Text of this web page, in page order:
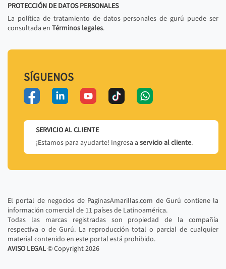
PROTECCIÓN DE DATOS PERSONALES
La política de tratamiento de datos personales de gurú puede ser
consultada en Términos legales.
SÍGUENOS
SERVICIO AL CLIENTE
¡Estamos para ayudarte! Ingresa a servicio al cliente.
El portal de negocios de PaginasAmarillas.com de Gurú contiene la
información comercial de 11 países de Latinoamérica.
Todas las marcas registradas son propiedad de la compañía
respectiva o de Gurú. La reproducción total o parcial de cualquier
material contenido en este portal está prohibido.
AVISO LEGAL© Copyright2026